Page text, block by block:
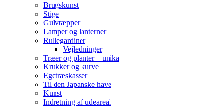
Brugskunst
Stige
Gulvtæpper
Lamper og lanterner
Rullegardiner
Vejledninger
Træer og planter – unika
Krukker og kurve
Egetræskasser
Til den Japanske have
Kunst
Indretning af udeareal